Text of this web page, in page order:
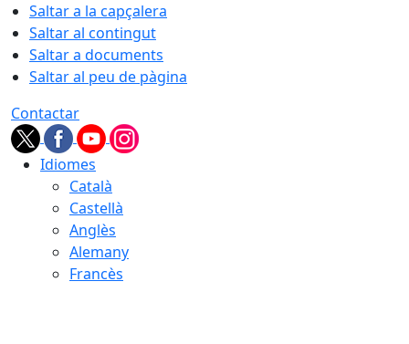
Saltar a la capçalera
Saltar al contingut
Saltar a documents
Saltar al peu de pàgina
Contactar
Idiomes
Català
Castellà
Anglès
Alemany
Francès